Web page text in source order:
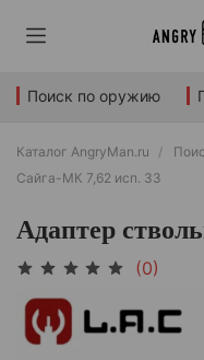
Поиск по оружию
Каталог AngryMan.ru
Сайга-МК 7,62 исп. 33
Адаптер
(0)